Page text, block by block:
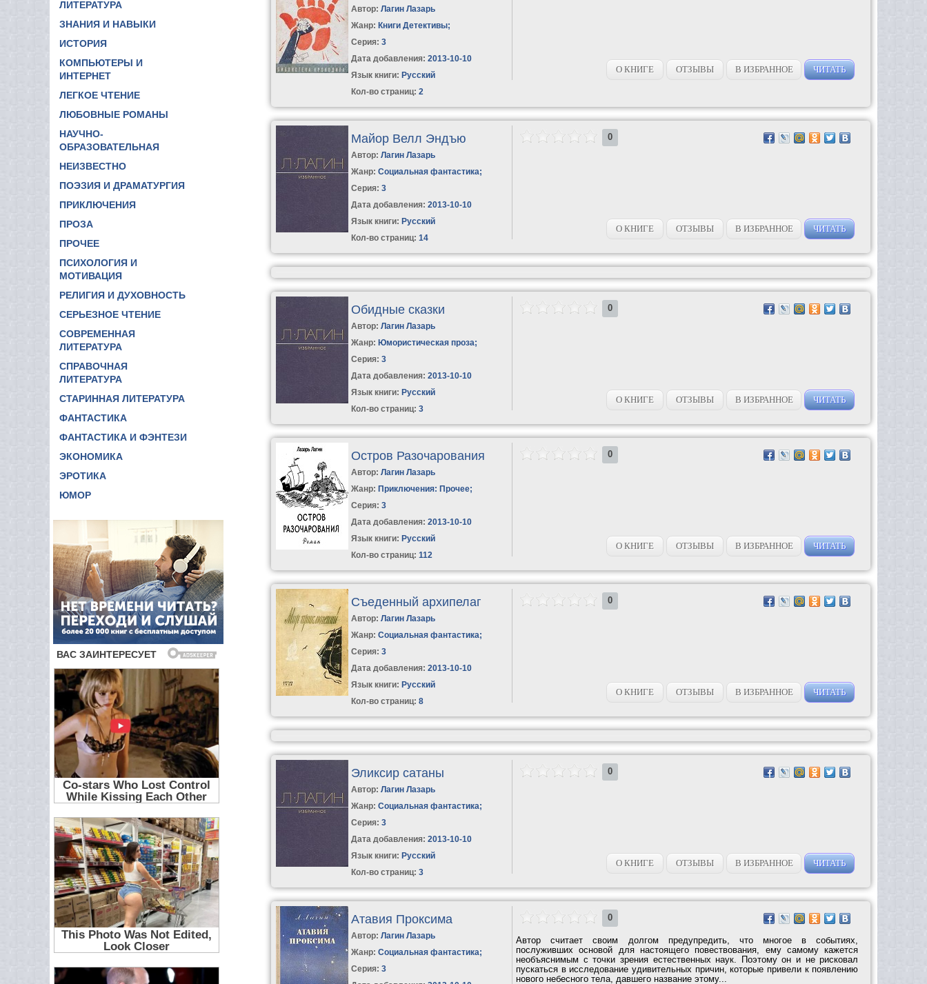
ЛИТЕРАТУРА
ЗНАНИЯ И НАВЫКИ
ИСТОРИЯ
КОМПЬЮТЕРЫ И
ИНТЕРНЕТ
ЛЕГКОЕ ЧТЕНИЕ
ЛЮБОВНЫЕ РОМАНЫ
НАУЧНО-
ОБРАЗОВАТЕЛЬНАЯ
НЕИЗВЕСТНО
ПОЭЗИЯ И ДРАМАТУРГИЯ
ПРИКЛЮЧЕНИЯ
ПРОЗА
ПРОЧЕЕ
ПСИХОЛОГИЯ И
МОТИВАЦИЯ
РЕЛИГИЯ И ДУХОВНОСТЬ
СЕРЬЕЗНОЕ ЧТЕНИЕ
СОВРЕМЕННАЯ
ЛИТЕРАТУРА
СПРАВОЧНАЯ
ЛИТЕРАТУРА
СТАРИННАЯ ЛИТЕРАТУРА
ФАНТАСТИКА
ФАНТАСТИКА И ФЭНТЕЗИ
ЭКОНОМИКА
ЭРОТИКА
ЮМОР
Автор:Лагин Лазарь
Жанр: Книги Детективы;
Серия:3
Дата добавления: 2013-10-10
Язык книги: Русский
Кол-во страниц: 2
О КНИГЕ ОТЗЫВЫ В ИЗБРАННОЕ ЧИТАТЬ
Майор Велл Эндъю
Автор:Лагин Лазарь
Жанр: Социальная фантастика;
Серия:3
Дата добавления: 2013-10-10
Язык книги: Русский
Кол-во страниц: 14
0
О КНИГЕ ОТЗЫВЫ В ИЗБРАННОЕ ЧИТАТЬ
Обидные сказки
Автор:Лагин Лазарь
Жанр: Юмористическая проза;
Серия:3
Дата добавления: 2013-10-10
Язык книги: Русский
Кол-во страниц: 3
0
О КНИГЕ ОТЗЫВЫ В ИЗБРАННОЕ ЧИТАТЬ
Остров Разочарования
Автор:Лагин Лазарь
Жанр: Приключения: Прочее;
Серия:3
Дата добавления: 2013-10-10
Язык книги: Русский
Кол-во страниц: 112
0
О КНИГЕ ОТЗЫВЫ В ИЗБРАННОЕ ЧИТАТЬ
Съеденный архипелаг
Автор:Лагин Лазарь
Жанр: Социальная фантастика;
Серия:3
Дата добавления: 2013-10-10
Язык книги: Русский
Кол-во страниц: 8
0
О КНИГЕ ОТЗЫВЫ В ИЗБРАННОЕ ЧИТАТЬ
Эликсир сатаны
Автор:Лагин Лазарь
Жанр: Социальная фантастика;
Серия:3
Дата добавления: 2013-10-10
Язык книги: Русский
Кол-во страниц: 3
0
О КНИГЕ ОТЗЫВЫ В ИЗБРАННОЕ ЧИТАТЬ
Атавия Проксима
Автор:Лагин Лазарь
Жанр: Социальная фантастика;
Серия:3
0
Автор считает своим долгом предупредить, что многое в событиях,
послуживших основой для настоящего повествования, ему самому кажется
необъяснимым с точки зрения естественных наук. Поэтому он и не рисковал
пускаться в исследование удивительных причин, которые привели к появлению
нового небесного тела, давшего название этому...